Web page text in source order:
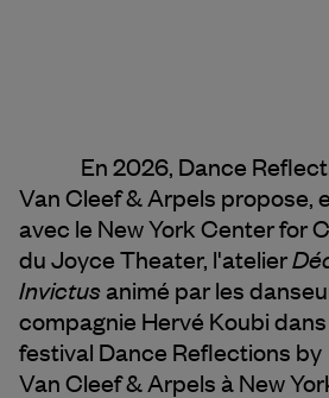
En 2026, Dance
Van Cleef & Arpels propose,
avec le New York Center for
du Joyce Theater, l'atelier
Invictusanimé par les
compagnie Hervé Koubi
festival Dance Reflections by
Van Cleef & Arpels à New